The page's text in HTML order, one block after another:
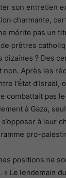
son entretien
charmante,
mérite pas un
prêtres
dizaines ? Des
non. Après les
l’État d’Israël,
combattait pas
à Gaza,
à leur
pro-
positions ne
« Le lendemain